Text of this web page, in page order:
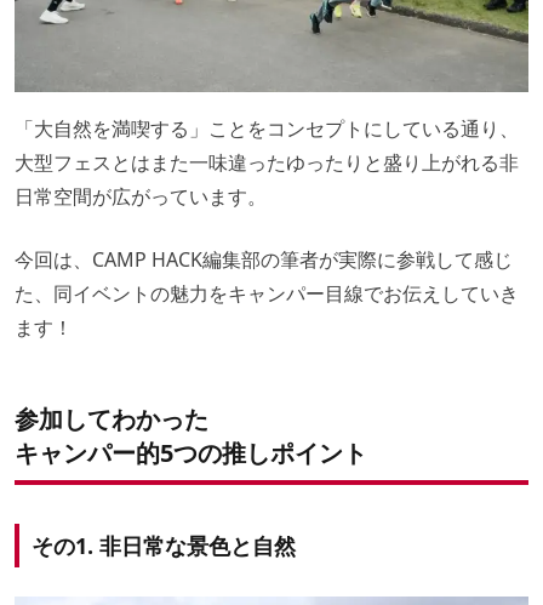
「大自然を満喫する」ことをコンセプトにしている通り、
大型フェスとはまた一味違ったゆったりと盛り上がれる非
日常空間が広がっています。
今回は、CAMP HACK編集部の筆者が実際に参戦して感じ
た、同イベントの魅力をキャンパー目線でお伝えしていき
ます！
参加してわかった
キャンパー的5つの推しポイント
その1. 非日常な景色と自然